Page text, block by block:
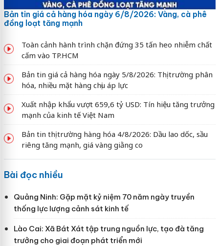
Bản tin giá cả hàng hóa ngày 6/8/2026: Vàng, cà phê
đồng loạt tăng mạnh
Toàn cảnh hành trình chặn đứng 35 tấn heo nhiễm chất
cấm vào TP.HCM
Bản tin giá cả hàng hóa ngày 5/8/2026: Thị trường phân
hóa, nhiều mặt hàng chịu áp lực
Xuất nhập khẩu vượt 659,6 tỷ USD: Tín hiệu tăng trưởng
mạnh của kinh tế Việt Nam
Bản tin thị trường hàng hóa 4/8/2026: Dầu lao dốc, sầu
riêng tăng mạnh, giá vàng giằng co
Bài đọc nhiều
Quảng Ninh: Gặp mặt kỷ niệm 70 năm ngày truyền
thống lực lượng cảnh sát kinh tế
Lào Cai: Xã Bát Xát tập trung nguồn lực, tạo đà tăng
trưởng cho giai đoạn phát triển mới